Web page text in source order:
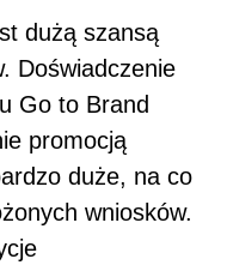
dużą szansą
Doświadczenie
Go to Brand
promocją
duże, na co
wniosków.